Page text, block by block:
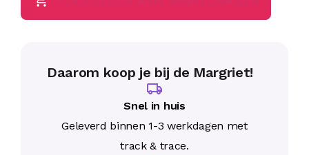
Daarom koop je bij de Margriet!
Snel in huis
Geleverd binnen 1-3 werkdagen met
track & trace.